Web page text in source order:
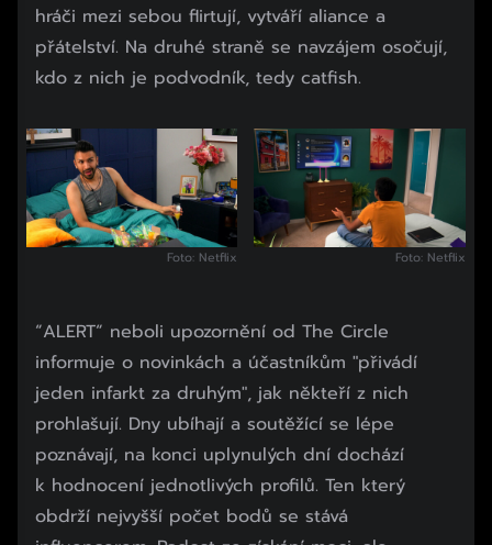
hráči mezi sebou flirtují, vytváří aliance a
přátelství. Na druhé straně se navzájem osočují,
kdo z nich je podvodník, tedy catfish.
Foto: Netflix Foto: Netflix
“ALERT“ neboli upozornění od The Circle
informuje o novinkách a účastníkům "přivádí
jeden infarkt za druhým", jak někteří z nich
prohlašují. Dny ubíhají a soutěžící se lépe
poznávají, na konci uplynulých dní dochází
k hodnocení jednotlivých profilů. Ten který
obdrží nejvyšší počet bodů se stává